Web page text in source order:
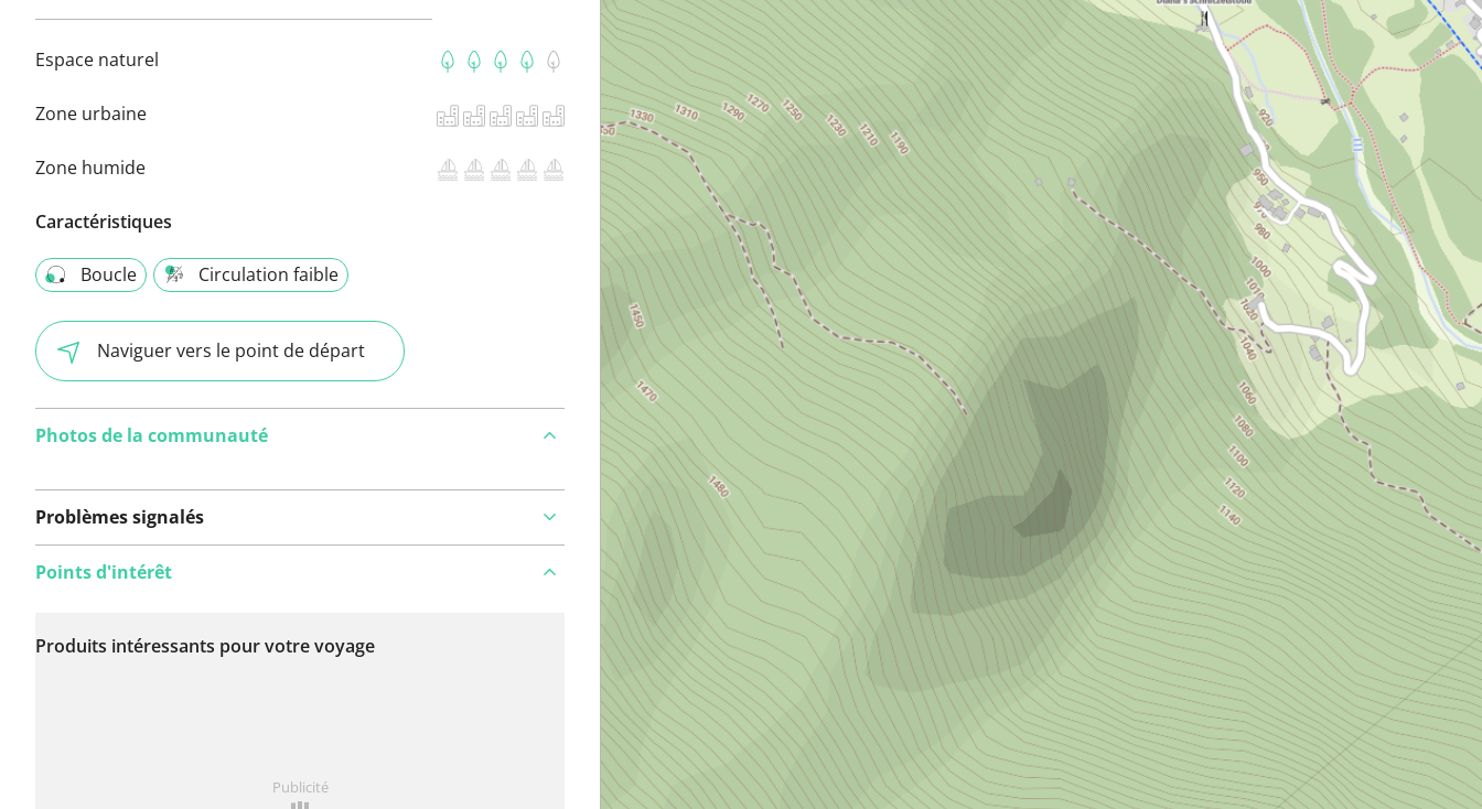
Espace naturel
Zone urbaine
Zone humide
Caractéristiques
Boucle Circulation faible
Naviguer vers le point de départ
Photos de la communauté
Problèmes signalés
encore été signalé sur
Points d'intérêt
Produits intéressants pour votre voyage
Publicité